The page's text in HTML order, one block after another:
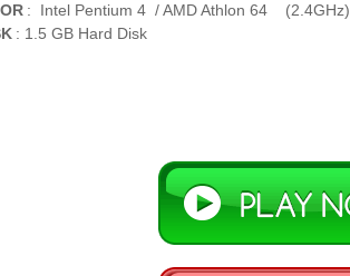
:
Intel Pentium 4 / AMD Athlon 64 (2.4GHz)
: 1.5 GB Hard Disk